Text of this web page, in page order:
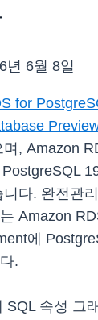
년 6월 8일
for
, Amazon
다. 완전관
Amazon
에
.
SQL 속성 그